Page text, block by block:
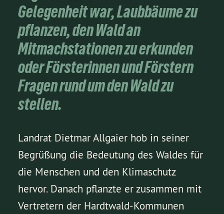
Gelegenheit war, Laubbäume zu
pflanzen, den Wald an
Mitmachstationen zu erkunden
oder Försterinnen und Förstern
Fragen rund um den Wald zu
stellen.
Landrat Dietmar Allgaier hob in seiner
Begrüßung die Bedeutung des Waldes für
die Menschen und den Klimaschutz
hervor. Danach pflanzte er zusammen mit
Vertretern der Hardtwald-Kommunen